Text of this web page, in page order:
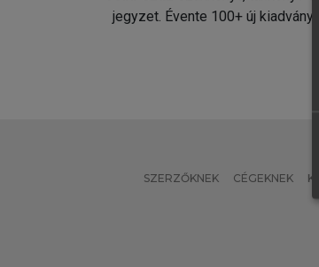
jegyzet. Évente 100+ új kiadvány.
SZERZŐKNEK CÉGEKNEK